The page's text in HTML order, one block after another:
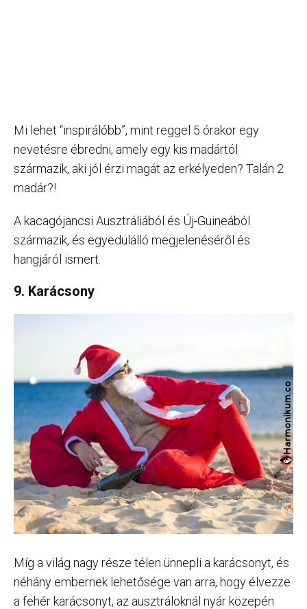
Mi lehet “inspirálóbb”, mint reggel 5 órakor egy
nevetésre ébredni, amely egy kis madártól
származik, aki jól érzi magát az erkélyeden? Talán 2
madár?!
A kacagójancsi Ausztráliából és Új-Guineából
származik, és egyedülálló megjelenéséről és
hangjáról ismert.
9. Karácsony
Míg a világ nagy része télen ünnepli a karácsonyt, és
néhány embernek lehetősége van arra, hogy élvezze
a fehér karácsonyt, az ausztráloknál nyár közepén